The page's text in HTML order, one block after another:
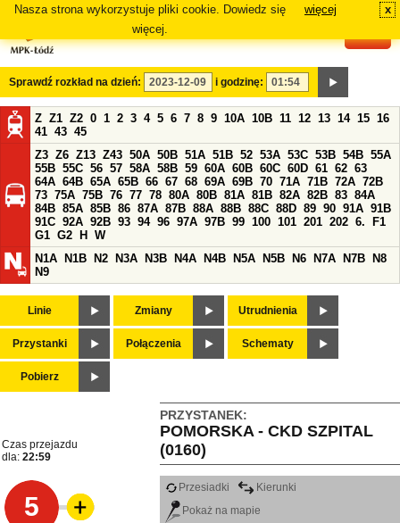
Nasza strona wykorzystuje pliki cookie. Dowiedz się
więcej.
więcej x
Sprawdź rozkład na dzień: i godzinę:
Z Z1 Z2 0 1 2 3 4 5 6 7 8 9 10A 10B 11 12 13 14 15 16
41 43 45
Z3 Z6 Z13 Z43 50A 50B 51A 51B 52 53A 53C 53B 54B 55A
55B 55C 56 57 58A 58B 59 60A 60B 60C 60D 61 62 63
64A 64B 65A 65B 66 67 68 69A 69B 70 71A 71B 72A 72B
73 75A 75B 76 77 78 80A 80B 81A 81B 82A 82B 83 84A
84B 85A 85B 86 87A 87B 88A 88B 88C 88D 89 90 91A 91B
91C 92A 92B 93 94 96 97A 97B 99 100 101 201 202 6.
F1
G1 G2 H
W
N1A
N1B N2 N3A N3B N4A N4B N5A N5B N6 N7A N7B
N8
N9
Linie Zmiany Utrudnienia
Przystanki Połączenia Schematy
Pobierz
PRZYSTANEK:
POMORSKA - CKD SZPITAL
(0160)
Czas przejazdu
dla: 22:59
5
Przesiadki
Kierunki
Pokaż na mapie